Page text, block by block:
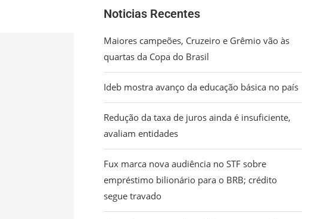
Noticias Recentes
Maiores campeões, Cruzeiro e Grêmio vão às
quartas da Copa do Brasil
Ideb mostra avanço da educação básica no país
Redução da taxa de juros ainda é insuficiente,
avaliam entidades
Fux marca nova audiência no STF sobre
empréstimo bilionário para o BRB; crédito
segue travado